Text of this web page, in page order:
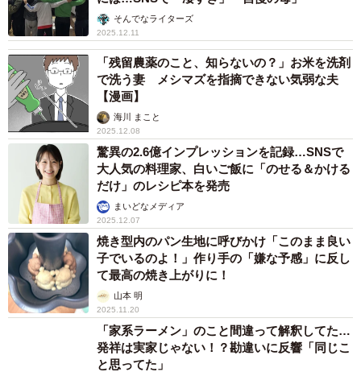
そんでなライターズ
2025.12.11
「残留農薬のこと、知らないの？」お米を洗剤
で洗う妻 メシマズを指摘できない気弱な夫
【漫画】
海川 まこと
2025.12.08
驚異の2.6億インプレッションを記録…SNSで
大人気の料理家、白いご飯に「のせる＆かける
だけ」のレシピ本を発売
まいどなメディア
2025.12.07
焼き型内のパン生地に呼びかけ「このまま良い
子でいるのよ！」作り手の「嫌な予感」に反し
て最高の焼き上がりに！
山本 明
2025.11.20
「家系ラーメン」のこと間違って解釈してた…
発祥は実家じゃない！？勘違いに反響「同じこ
と思ってた」